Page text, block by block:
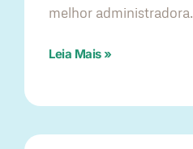
melhor administradora.
Leia Mais »